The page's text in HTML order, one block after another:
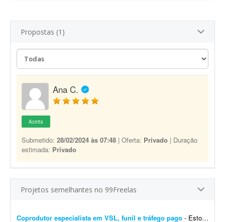
Propostas (1)
Ana C.
Aceita
Submetido: 28/02/2024 às 07:48 | Oferta: Privado | Duração
estimada: Privado
Projetos semelhantes no 99Freelas
Coprodutor especialista em VSL, funil e tráfego pago - Estou procurando um coprodutor com experiência comprovada em produtos digitais, que saiba estruturar e colocar para funcionar um funil de vendas completo - do anúncio até a comp...